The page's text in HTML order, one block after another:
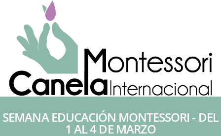
SEMANA EDUCACIÓN MONTESSORI - DEL
1 AL 4 DE MARZO